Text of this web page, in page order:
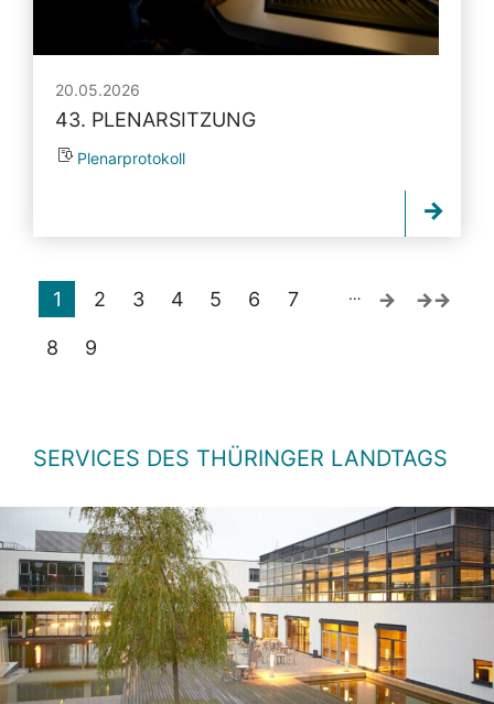
20.05.2026
43. PLENARSITZUNG
Plenarprotokoll
1 2 3 4 5 6 7
8 9
…
SERVICES DES THÜRINGER LANDTAGS